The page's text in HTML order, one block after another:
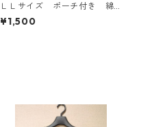
ＬＬサイズ ポーチ付き 綿
１００％ 花柄 トラベルパ
ジャマ ホワイト KAE-4578
¥1,500